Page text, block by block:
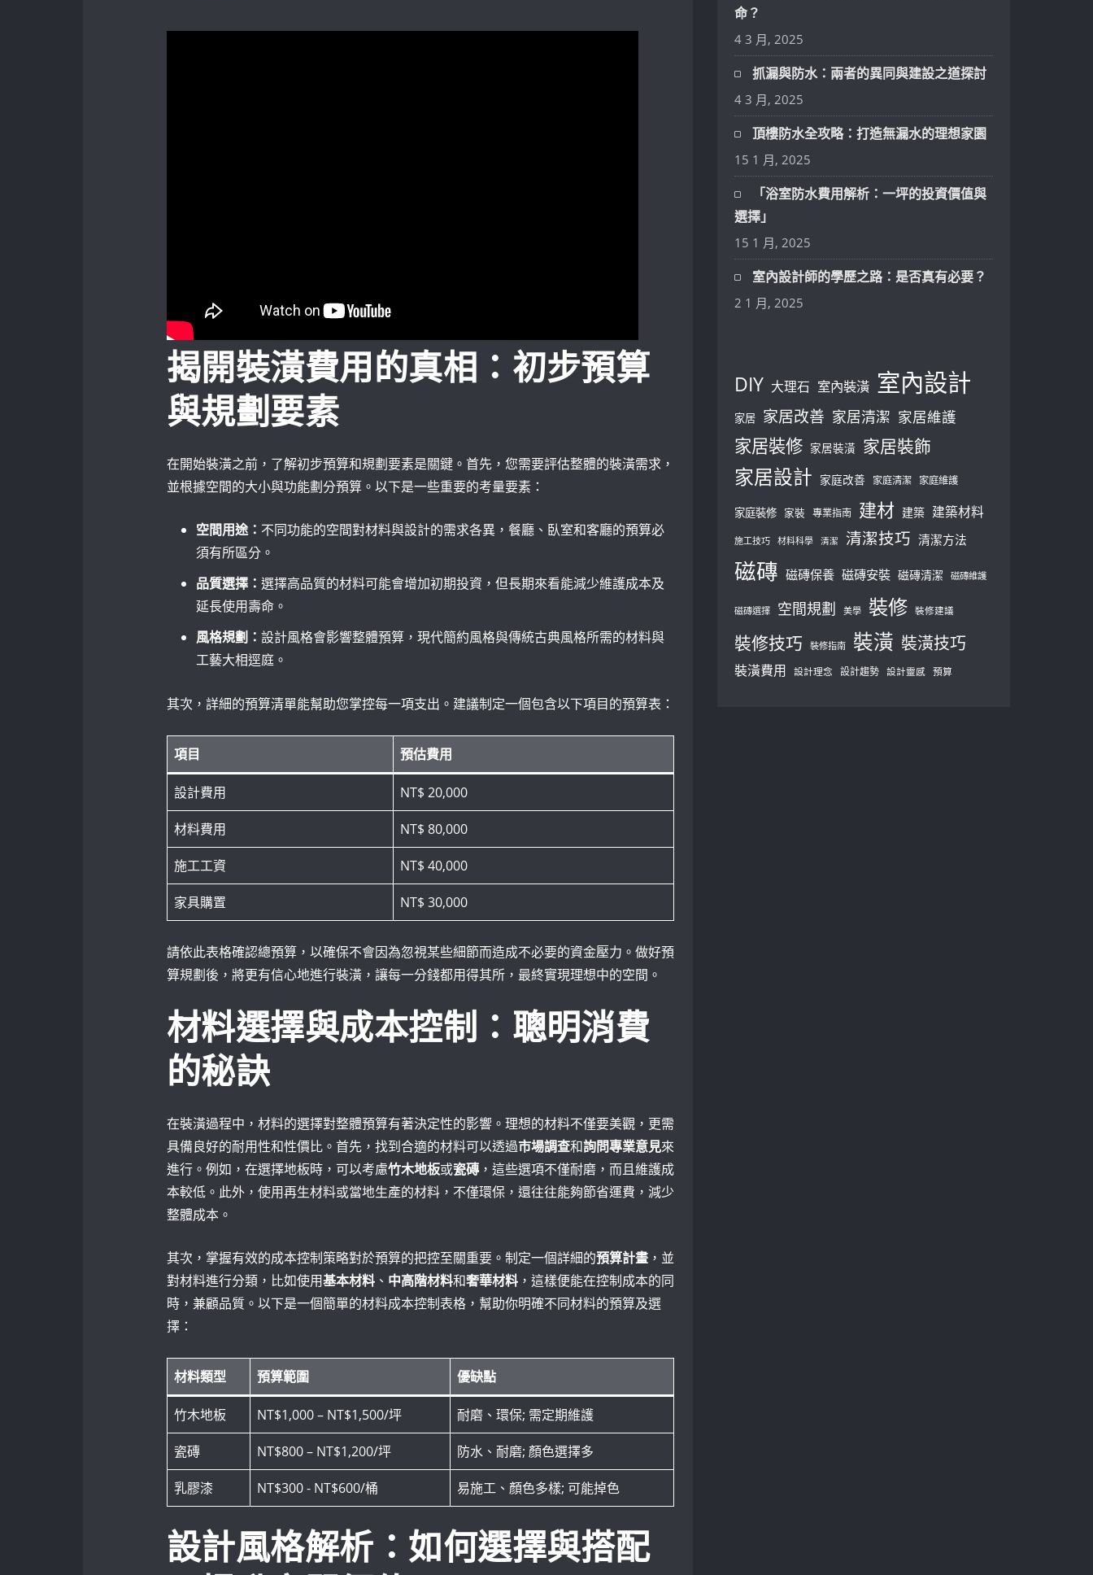
揭開裝潢費用的真相：初步預算
與規劃要素
在開始裝潢之前，了解初步預算和規劃要素是關鍵。首先，您需要評估整體的裝潢需求，
並根據空間的大小與功能劃分預算。以下是一些重要的考量要素：
空間用途： 不同功能的空間對材料與設計的需求各異，餐廳、臥室和客廳的預算必
須有所區分。
品質選擇： 選擇高品質的材料可能會增加初期投資，但長期來看能減少維護成本及
延長使用壽命。
風格規劃： 設計風格會影響整體預算，現代簡約風格與傳統古典風格所需的材料與
工藝大相逕庭。
其次，詳細的預算清單能幫助您掌控每一項支出。建議制定一個包含以下項目的預算表：
項目 預估費用
設計費用 NT$ 20,000
材料費用 NT$ 80,000
施工工資 NT$ 40,000
家具購置 NT$ 30,000
請依此表格確認總預算，以確保不會因為忽視某些細節而造成不必要的資金壓力。做好預
算規劃後，將更有信心地進行裝潢，讓每一分錢都用得其所，最終實現理想中的空間。
材料選擇與成本控制：聰明消費
的秘訣
在裝潢過程中，材料的選擇對整體預算有著決定性的影響。理想的材料不僅要美觀，更需
具備良好的耐用性和性價比。首先，找到合適的材料可以透過市場調查和詢問專業意見來
進行。例如，在選擇地板時，可以考慮竹木地板或瓷磚 ，這些選項不僅耐磨，而且維護成
本較低。此外，使用再生材料或當地生產的材料，不僅環保，還往往能夠節省運費，減少
整體成本。
其次，掌握有效的成本控制策略對於預算的把控至關重要。制定一個詳細的預算計畫 ，並
對材料進行分類，比如使用基本材料 、 中高階材料和奢華材料 ，這樣便能在控制成本的同
時，兼顧品質。以下是一個簡單的材料成本控制表格，幫助你明確不同材料的預算及選
擇：
材料類型 預算範圍 優缺點
竹木地板 NT$1,000 – NT$1,500/坪 耐磨、環保; 需定期維護
瓷磚 NT$800 – NT$1,200/坪 防水、耐磨; 顏色選擇多
乳膠漆 NT$300 -​ NT$600/桶 易施工、顏色多樣; 可能掉色
設計風格解析：如何選擇與搭配
命？
4 3 月, 2025
抓漏與防水：兩者的異同與建設之道探討
4 3 月, 2025
頂樓防水全攻略：打造無漏水的理想家園
15 1 月, 2025
「浴室防水費用解析：一坪的投資價值與
選擇」
15 1 月, 2025
室內設計師的學歷之路：是否真有必要？
2 1 月, 2025
DIY 大理石 室內裝潢 室內設計
家居 家居改善 家居清潔 家居維護
家居裝修 家居裝潢 家居裝飾
家居設計 家庭改善 家庭清潔 家庭維護
家庭裝修 家裝 專業指南 建材 建築 建築材料
施工技巧 材料科學 清潔 清潔技巧 清潔方法
磁磚 磁磚保養 磁磚安裝 磁磚清潔 磁磚維護
磁磚選擇 空間規劃 美學 裝修 裝修建議
裝修技巧 裝修指南 裝潢 裝潢技巧
裝潢費用 設計理念 設計趨勢 設計靈感 預算